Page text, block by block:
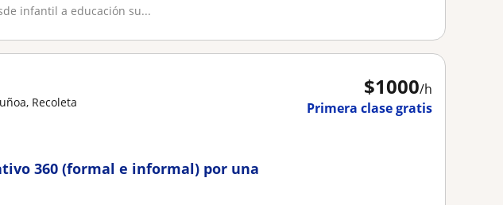
infantil a educación su...
$1000/h
Primera clase gratis
Recoleta
360 (formal e informal) por una